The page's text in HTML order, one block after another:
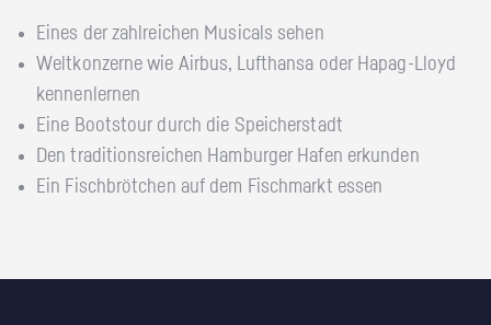
Eines der zahlreichen Musicals sehen
Weltkonzerne wie Airbus, Lufthansa oder Hapag-Lloyd
kennenlernen
Eine Bootstour durch die Speicherstadt
Den traditionsreichen Hamburger Hafen erkunden
Ein Fischbrötchen auf dem Fischmarkt essen